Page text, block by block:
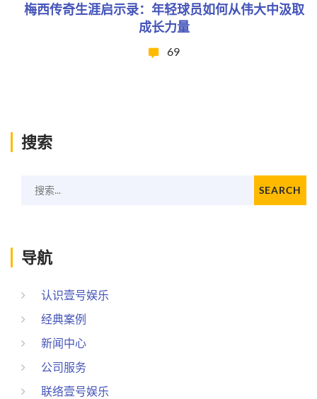
梅西传奇生涯启示录：年轻球员如何从伟大中汲取
成长力量
69
搜索
搜索... SEARCH
导航
认识壹号娱乐
经典案例
新闻中心
公司服务
联络壹号娱乐